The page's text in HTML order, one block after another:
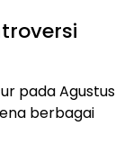
pada Agustus
berbagai